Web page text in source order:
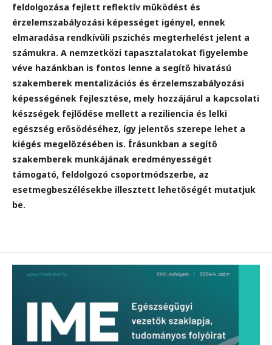
feldolgozása fejlett reflektív működést és
érzelemszabályozási képességet igényel, ennek
elmaradása rendkívüli pszichés megterhelést jelent a
számukra. A nemzetközi tapasztalatokat figyelembe
véve hazánkban is fontos lenne a segítő hivatású
szakemberek mentalizációs és érzelemszabályozási
képességének fejlesztése, mely hozzájárul a kapcsolati
készségek fejlődése mellett a reziliencia és lelki
egészség erősödéséhez, így jelentős szerepe lehet a
kiégés megelőzésében is. Írásunkban a segítő
szakemberek munkájának eredményességét
támogató, feldolgozó csoportmódszerbe, az
esetmegbeszélésekbe illesztett lehetőségét mutatjuk
be.